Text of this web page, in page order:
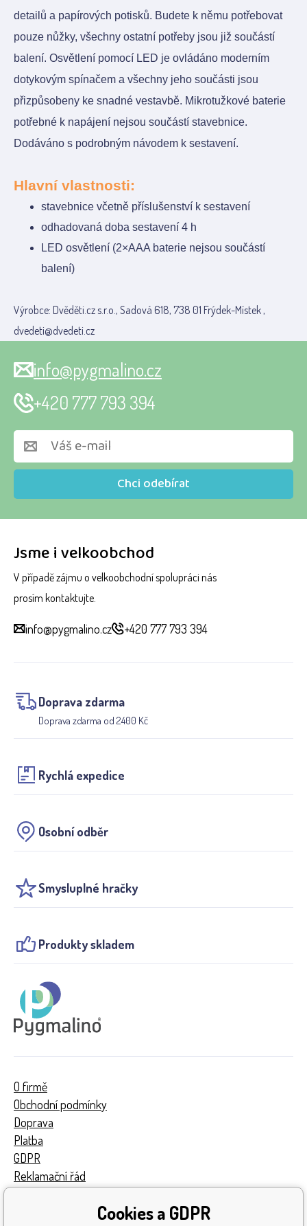
detailů a papírových potisků. Budete k němu potřebovat
pouze nůžky, všechny ostatní potřeby jsou již součástí
balení. Osvětlení pomocí LED je ovládáno moderním
dotykovým spínačem a všechny jeho součásti jsou
přizpůsobeny ke snadné vestavbě. Mikrotužkové baterie
potřebné k napájení nejsou součástí stavebnice.
Dodáváno s podrobným návodem k sestavení.
Hlavní vlastnosti:
stavebnice včetně příslušenství k sestavení
odhadovaná doba sestavení 4 h
LED osvětlení (2×AAA baterie nejsou součástí
balení)
Výrobce: Dvěděti.cz s.r.o., Sadová 618, 738 01 Frýdek-Místek ,
dvedeti@dvedeti.cz
Jsme i velkoobchod
V případě zájmu o velkoobchodní spolupráci nás
prosím kontaktujte.
info@pygmalino.cz +420 777 793 394
Doprava zdarma
Doprava zdarma od 2400 Kč
Rychlá expedice
Osobní odběr
Smysluplné hračky
Produkty skladem
Chci odebírat
info@pygmalino.cz
+420 777 793 394
O firmě
Obchodní podmínky
Doprava
Platba
GDPR
Reklamační řád
Cookies a GDPR